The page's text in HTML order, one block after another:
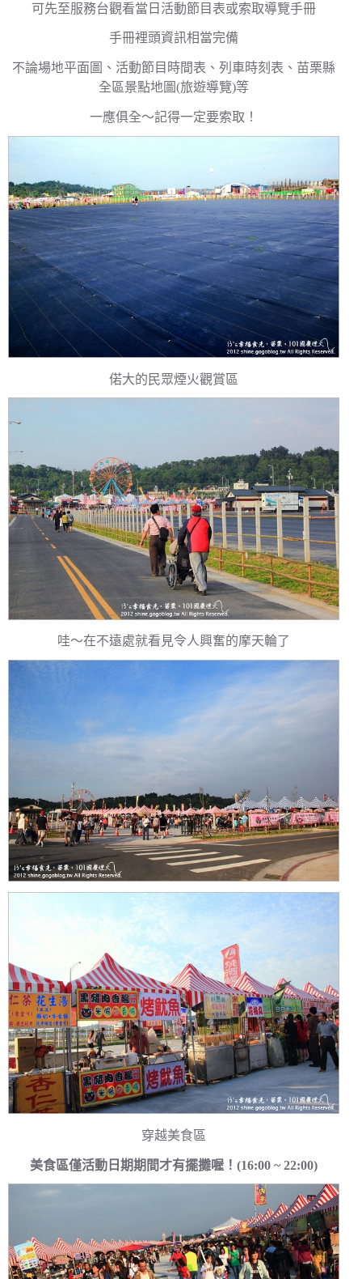
可先至服務台觀看當日活動節目表或索取導覽手冊
手冊裡頭資訊相當完備
不論場地平面圖、活動節目時間表、列車時刻表、苗栗縣
全區景點地圖(旅遊導覽)等
一應俱全～記得一定要索取！
偌大的民眾煙火觀賞區
哇～在不遠處就看見令人興奮的摩天輪了
穿越美食區
美食區僅活動日期期間才有擺攤喔！(16:00 ~ 22:00)